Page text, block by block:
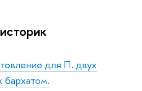
для П. двух
бархатом.